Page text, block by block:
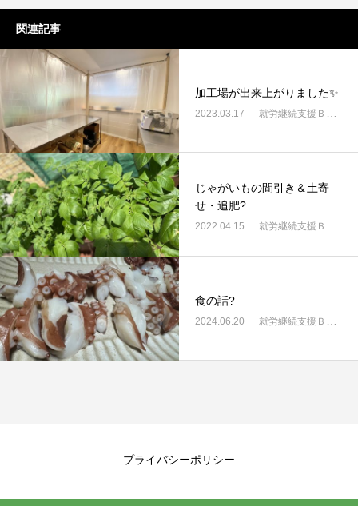
関連記事
加工場が出来上がりました✨
2023.03.17 就労継続支援Ｂ型・ニコプレイス
じゃがいもの間引き＆土寄
せ・追肥?
2022.04.15 就労継続支援Ｂ型・ニコプレイス
食の話?
2024.06.20 就労継続支援Ｂ型・ニコプレイス
プライバシーポリシー